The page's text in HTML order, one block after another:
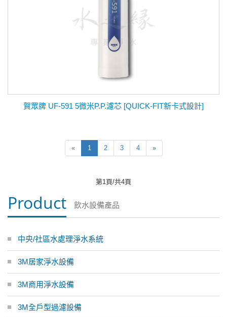
賀眾牌 UF-591 5微米P.P.濾芯 [QUICK-FIT新卡式設計]
« 1 2 3 4 »
第1頁/共4頁
Product 飲水設備產品
中央/社區水處理淨水系統
3M居家淨水設備
3M商用淨水設備
3M全戶型過濾設備